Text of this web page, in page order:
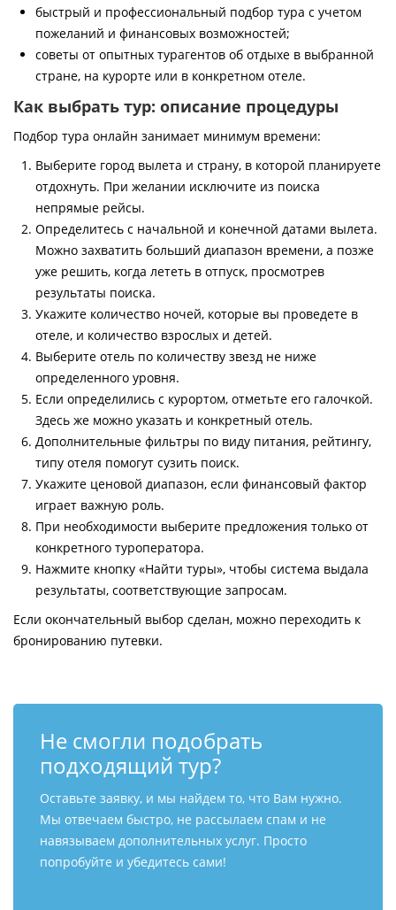
быстрый и профессиональный подбор тура с учетом
пожеланий и финансовых возможностей;
советы от опытных турагентов об отдыхе в выбранной
стране, на курорте или в конкретном отеле.
Как выбрать тур: описание процедуры
Подбор тура онлайн занимает минимум времени:
Выберите город вылета и страну, в которой планируете
отдохнуть. При желании исключите из поиска
непрямые рейсы.
Определитесь с начальной и конечной датами вылета.
Можно захватить больший диапазон времени, а позже
уже решить, когда лететь в отпуск, просмотрев
результаты поиска.
Укажите количество ночей, которые вы проведете в
отеле, и количество взрослых и детей.
Выберите отель по количеству звезд не ниже
определенного уровня.
Если определились с курортом, отметьте его галочкой.
Здесь же можно указать и конкретный отель.
Дополнительные фильтры по виду питания, рейтингу,
типу отеля помогут сузить поиск.
Укажите ценовой диапазон, если финансовый фактор
играет важную роль.
При необходимости выберите предложения только от
конкретного туроператора.
Нажмите кнопку «Найти туры», чтобы система выдала
результаты, соответствующие запросам.
Если окончательный выбор сделан, можно переходить к
бронированию путевки.
Не смогли подобрать
подходящий тур?
Оставьте заявку, и мы найдем то, что Вам нужно.
Мы отвечаем быстро, не рассылаем спам и не
навязываем дополнительных услуг. Просто
попробуйте и убедитесь сами!